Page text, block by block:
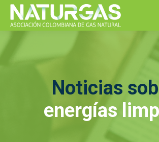
Noticias
energías